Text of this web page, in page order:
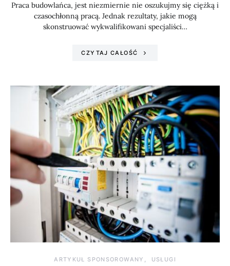
Praca budowlańca, jest niezmiernie nie oszukujmy się ciężką i
czasochłonną pracą. Jednak rezultaty, jakie mogą
skonstruować wykwalifikowani specjaliści…
CZYTAJ CAŁOŚĆ
ARTYKUŁ SPONSOROWANY USŁUGI